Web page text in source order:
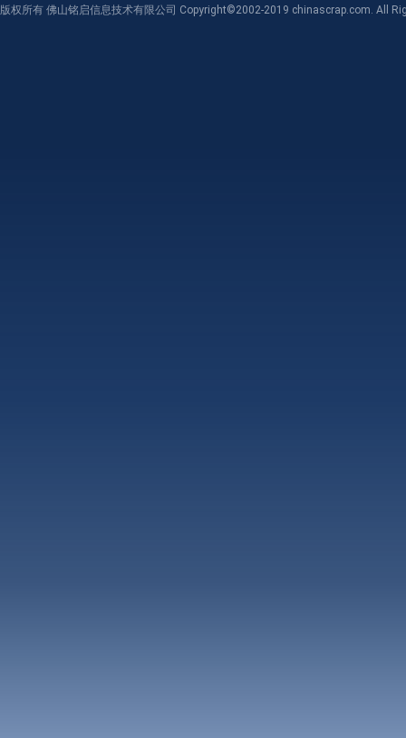
版权所有 佛山铭启信息技术有限公司 Copyright©2002-2019 chinascrap.com. All